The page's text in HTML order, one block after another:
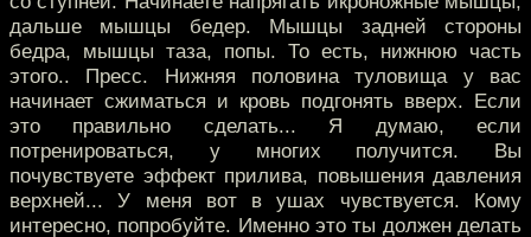
дальше мышцы бедер. Мышцы задней стороны
бедра, мышцы таза, попы. То есть, нижнюю часть
этого.. Пресс. Нижняя половина туловища у вас
начинает сжиматься и кровь подгонять вверх. Если
это правильно сделать... Я думаю, если
потренироваться, у многих получится. Вы
почувствуете эффект прилива, повышения давления
верхней... У меня вот в ушах чувствуется. Кому
интересно, попробуйте. Именно это ты должен делать